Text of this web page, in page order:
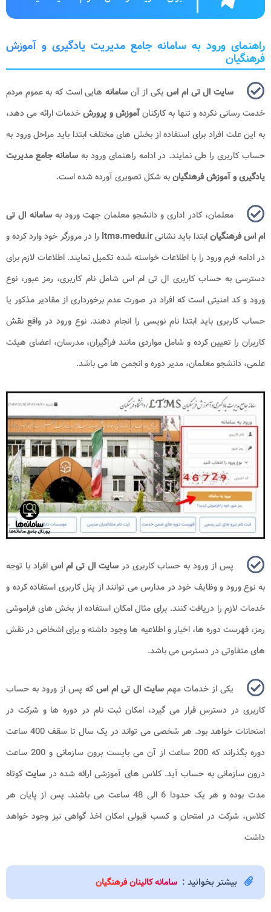
راهنمای ورود به سامانه جامع مدیریت یادگیری و آموزش
فرهنگیان
سایت ال تی ام اسیکی از آنسامانه هایی است که به عموم مردم
خدمت رسانی نکرده و تنها به کارکنانآموزش و پرورشخدمات ارائه می دهد،
به این علت افراد برای استفاده از بخش های مختلف ابتدا باید مراحل ورود به
حساب کاربری را طی نمایند. در ادامه راهنمای ورود بهسامانه جامع مدیریت
یادگیری و آموزش فرهنگیانبه شکل تصویری آورده شده است.
معلمان، کادر اداری و دانشجو معلمان جهت ورود به سامانه ال تی
ام اس فرهنگیانابتدا باید نشانیltms.medu.ir را در مرورگر خود وارد کرده و
در ادامه فرم ورود را با اطلاعات خواسته شده تکمیل نمایند. اطلاعات لازم برای
دسترسی به حساب کاربری ال تی ام اس شامل نام کاربری، رمز عبور، نوع
ورود و کد امنیتی است که افراد در صورت عدم برخورداری از مقادیر مذکور یا
حساب کاربری باید ابتدا نام نویسی را انجام دهند. نوع ورود در واقع نقش
کاربران را تعیین کرده و شامل مواردی مانند فراگیران، مدرسان، اعضای هیئت
علمی، دانشجو معلمان، مدیر دوره و انجمن ها می باشد.
پس از ورود به حساب کاربری در سایت ال تی ام اس افراد با توجه
به نوع ورود و وظایف خود در مدارس می توانند از پنل کاربری استفاده کرده و
خدمات لازم را دریافت کنند. برای مثال امکان استفاده از بخش های فراموشی
رمز، فهرست دوره ها، اخبار و اطلاعیه ها وجود داشته و برای اشخاص در نقش
های متفاوتی در دسترس می باشد.
یکی از خدمات مهم سایت ال تی ام اسکه پس از ورود به حساب
کاربری در دسترس قرار می گیرد، امکان ثبت نام در دوره ها و شرکت در
امتحانات خواهد بود. هر شخصی می تواند در یک سال تا سقف 400 ساعت
دوره بگذراند که 200 ساعت از آن می بایست برون سازمانی و 200 ساعت
درون سازمانی به حساب آید. کلاس های آموزشی ارائه شده در سایتکوتاه
مدت بوده و هر یک حدودا 6 الی 48 ساعت می باشند. پس از پایان هر
کلاس، شرکت در امتحان و کسب قبولی امکان اخذ گواهی نیز وجود خواهد
داشت
بیشتر بخوانید : سامانه کالینان فرهنگیان